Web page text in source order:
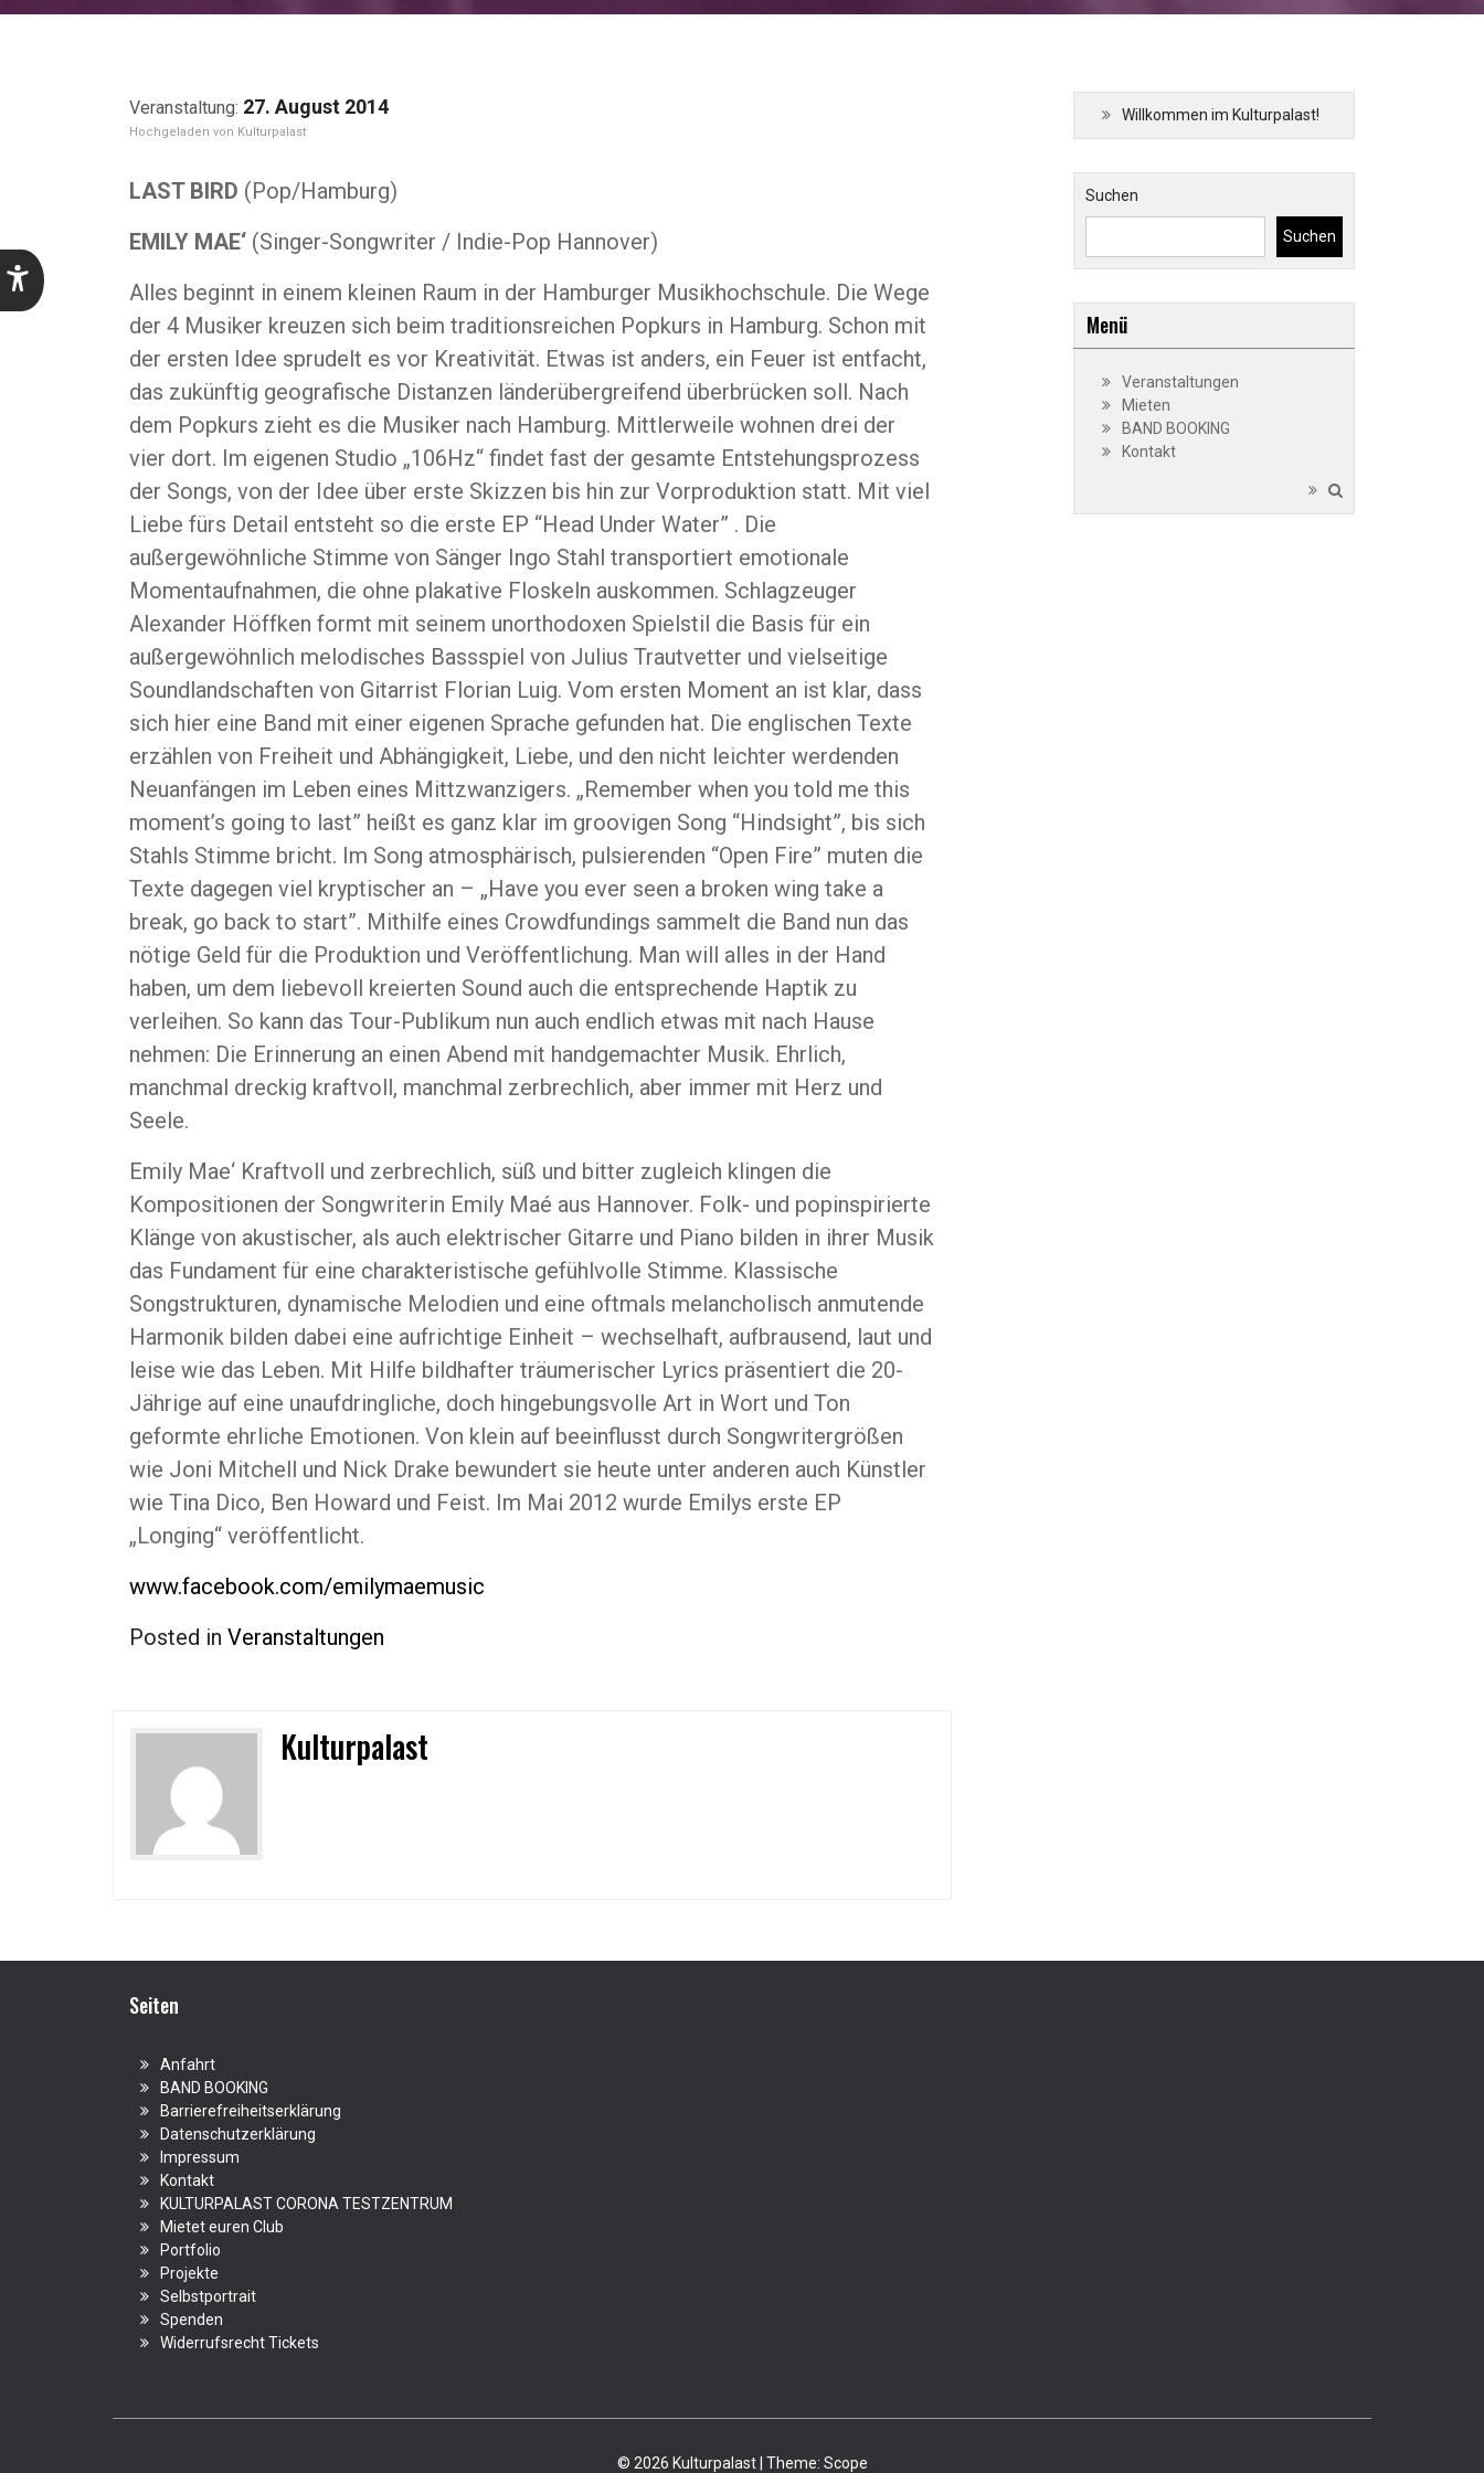
27. August 2014
Kulturpalast
LAST BIRD (Pop/Hamburg)
EMILY MAE‘ (Singer-Songwriter / Indie-Pop Hannover)
Alles beginnt in einem kleinen Raum in der Hamburger Musikhochschule. Die Wege
der 4 Musiker kreuzen sich beim traditionsreichen Popkurs in Hamburg. Schon mit
der ersten Idee sprudelt es vor Kreativität. Etwas ist anders, ein Feuer ist entfacht,
das zukünftig geografische Distanzen länderübergreifend überbrücken soll. Nach
dem Popkurs zieht es die Musiker nach Hamburg. Mittlerweile wohnen drei der
vier dort. Im eigenen Studio „106Hz“ findet fast der gesamte Entstehungsprozess
der Songs, von der Idee über erste Skizzen bis hin zur Vorproduktion statt. Mit viel
Liebe fürs Detail entsteht so die erste EP “Head Under Water” . Die
außergewöhnliche Stimme von Sänger Ingo Stahl transportiert emotionale
Momentaufnahmen, die ohne plakative Floskeln auskommen. Schlagzeuger
Alexander Höffken formt mit seinem unorthodoxen Spielstil die Basis für ein
außergewöhnlich melodisches Bassspiel von Julius Trautvetter und vielseitige
Soundlandschaften von Gitarrist Florian Luig. Vom ersten Moment an ist klar, dass
sich hier eine Band mit einer eigenen Sprache gefunden hat. Die englischen Texte
erzählen von Freiheit und Abhängigkeit, Liebe, und den nicht leichter werdenden
Neuanfängen im Leben eines Mittzwanzigers. „Remember when you told me this
moment’s going to last” heißt es ganz klar im groovigen Song “Hindsight”, bis sich
Stahls Stimme bricht. Im Song atmosphärisch, pulsierenden “Open Fire” muten die
Texte dagegen viel kryptischer an – „Have you ever seen a broken wing take a
break, go back to start”. Mithilfe eines Crowdfundings sammelt die Band nun das
nötige Geld für die Produktion und Veröffentlichung. Man will alles in der Hand
haben, um dem liebevoll kreierten Sound auch die entsprechende Haptik zu
verleihen. So kann das Tour-Publikum nun auch endlich etwas mit nach Hause
nehmen: Die Erinnerung an einen Abend mit handgemachter Musik. Ehrlich,
manchmal dreckig kraftvoll, manchmal zerbrechlich, aber immer mit Herz und
Seele.
Emily Mae‘ Kraftvoll und zerbrechlich, süß und bitter zugleich klingen die
Kompositionen der Songwriterin Emily Maé aus Hannover. Folk- und popinspirierte
Klänge von akustischer, als auch elektrischer Gitarre und Piano bilden in ihrer Musik
das Fundament für eine charakteristische gefühlvolle Stimme. Klassische
Songstrukturen, dynamische Melodien und eine oftmals melancholisch anmutende
Harmonik bilden dabei eine aufrichtige Einheit – wechselhaft, aufbrausend, laut und
leise wie das Leben. Mit Hilfe bildhafter träumerischer Lyrics präsentiert die 20-
Jährige auf eine unaufdringliche, doch hingebungsvolle Art in Wort und Ton
geformte ehrliche Emotionen. Von klein auf beeinflusst durch Songwritergrößen
wie Joni Mitchell und Nick Drake bewundert sie heute unter anderen auch Künstler
wie Tina Dico, Ben Howard und Feist. Im Mai 2012 wurde Emilys erste EP
„Longing“ veröffentlicht.
www.facebook.com/emilymaemusic
Posted in Veranstaltungen
Kulturpalast
Willkommen im Kulturpalast!
Suchen
Suchen
Menü
Veranstaltungen
Mieten
BAND BOOKING
Kontakt
Seiten
Anfahrt
BAND BOOKING
Barrierefreiheitserklärung
Datenschutzerklärung
Impressum
Kontakt
KULTURPALAST CORONA TESTZENTRUM
Mietet euren Club
Portfolio
Projekte
Selbstportrait
Spenden
Widerrufsrecht Tickets
© 2026 Kulturpalast | Theme: Scope